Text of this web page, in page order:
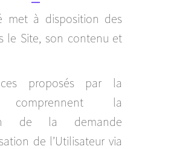
met à disposition des
le Site, son contenu et
proposés par la
comprennent la
de la demande
de l’Utilisateur via